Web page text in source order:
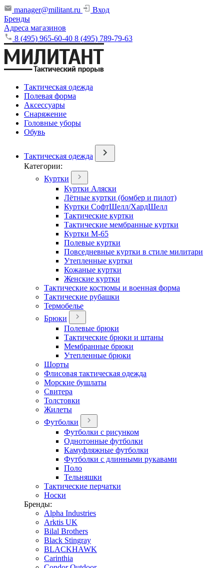
manager@militant.ru
Вход
Бренды
Адреса магазинов
8 (495) 965-60-40 8 (495) 789-79-63
Тактическая одежда
Полевая форма
Аксессуары
Снаряжение
Головные уборы
Обувь
Тактическая одежда
Категории:
Куртки
Куртки Аляски
Лётные куртки (бомбер и пилот)
Куртки СофтШелл/ХардШелл
Тактические куртки
Тактические мембранные куртки
Куртки М-65
Полевые куртки
Повседневные куртки в стиле милитари
Утепленные куртки
Кожаные куртки
Женские куртки
Тактические костюмы и военная форма
Тактические рубашки
Термобелье
Брюки
Полевые брюки
Тактические брюки и штаны
Мембранные брюки
Утепленные брюки
Шорты
Флисовая тактическая одежда
Морские бушлаты
Свитера
Толстовки
Жилеты
Футболки
Футболки с рисунком
Однотонные футболки
Камуфляжные футболки
Футболки с длинными рукавами
Поло
Тельняшки
Тактические перчатки
Носки
Бренды:
Alpha Industries
Arktis UK
Bilal Brothers
Black Stingray
BLACKHAWK
Carinthia